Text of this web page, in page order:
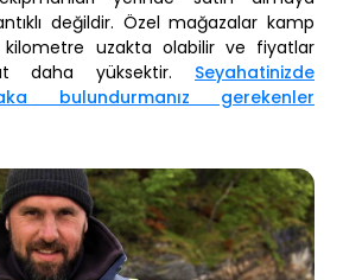
değildir. Özel mağazalar kamp
kilometre uzakta olabilir ve fiyatlar
daha yüksektir. Seyahatinizde
bulundurmanız gerekenler